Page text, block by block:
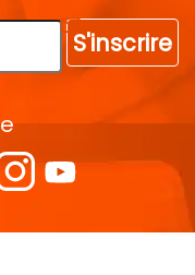
S'inscrire